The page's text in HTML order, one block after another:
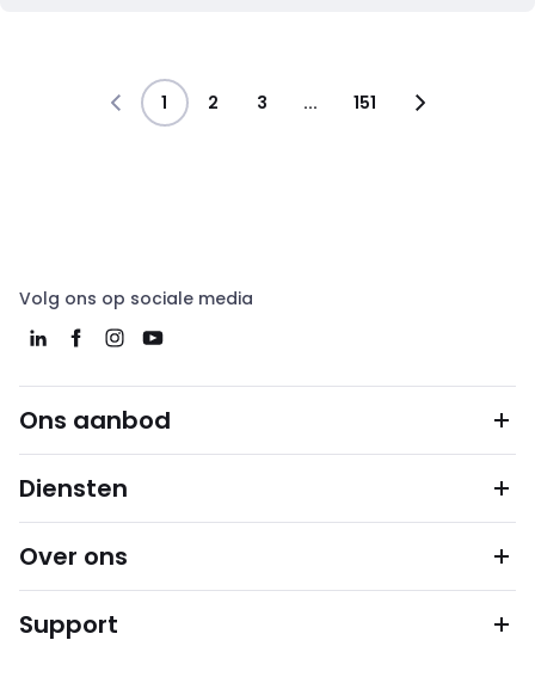
1 2 3 ... 151
Volg ons op sociale media
Ons aanbod
Diensten
Over ons
Support